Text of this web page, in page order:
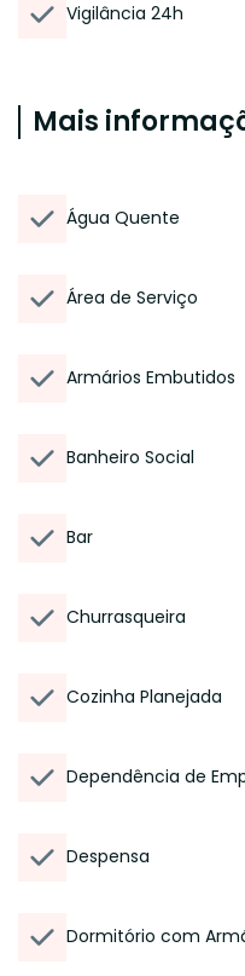
Vigilância 24h
Mais
Água Quente
Área de Serviço
Armários Embutidos
Banheiro Social
Bar
Churrasqueira
Cozinha Planejada
Dependência de
Despensa
Dormitório com